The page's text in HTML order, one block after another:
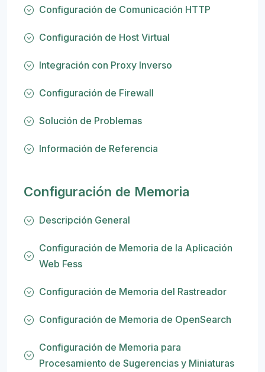
Configuración de Comunicación HTTP
Configuración de Host Virtual
Integración con Proxy Inverso
Configuración de Firewall
Solución de Problemas
Información de Referencia
Configuración de Memoria
Descripción General
Configuración de Memoria de la Aplicación
Web Fess
Configuración de Memoria del Rastreador
Configuración de Memoria de OpenSearch
Configuración de Memoria para
Procesamiento de Sugerencias y Miniaturas